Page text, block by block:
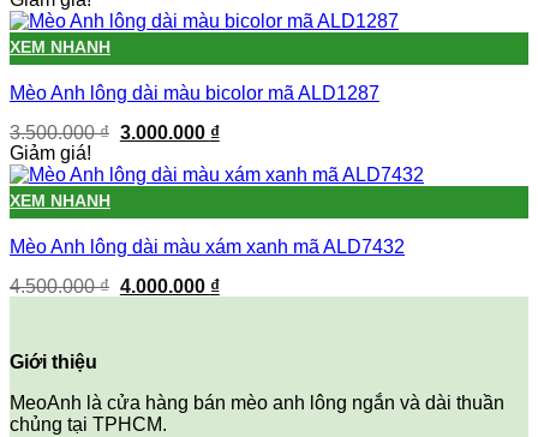
là:
3.600.000 ₫.
tại
là:
XEM NHANH
Mèo Anh lông dài màu bicolor mã ALD1287
3.500.000₫ Giá
là:
3.500.000 ₫.
3.000.000 ₫Giá
tại
là:
Giảm giá!
XEM NHANH
Mèo Anh lông dài màu xám xanh mã ALD7432
4.500.000₫ Giá
4.000.000 ₫Giá
Giới thiệu
MeoAnh là cửa hàng bán mèo anh lông ngắn và dài thuần
chủng tại TPHCM.